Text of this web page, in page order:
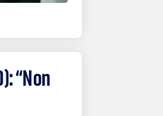
“Non